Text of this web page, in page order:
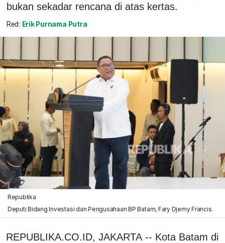
bukan sekadar rencana di atas kertas.
Red: Erik Purnama Putra
Republika
Deputi Bidang Investasi dan Pengusahaan BP Batam, Fary Djemy Francis.
REPUBLIKA.CO.ID, JAKARTA -- Kota Batam di